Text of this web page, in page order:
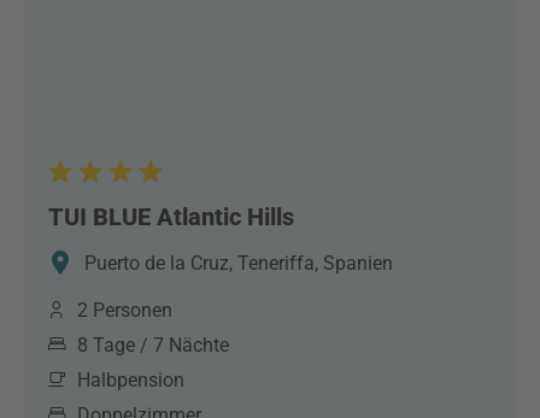
TUI BLUE Atlantic Hills
Puerto de la Cruz, Teneriffa, Spanien
2 Personen
8 Tage / 7 Nächte
Halbpension